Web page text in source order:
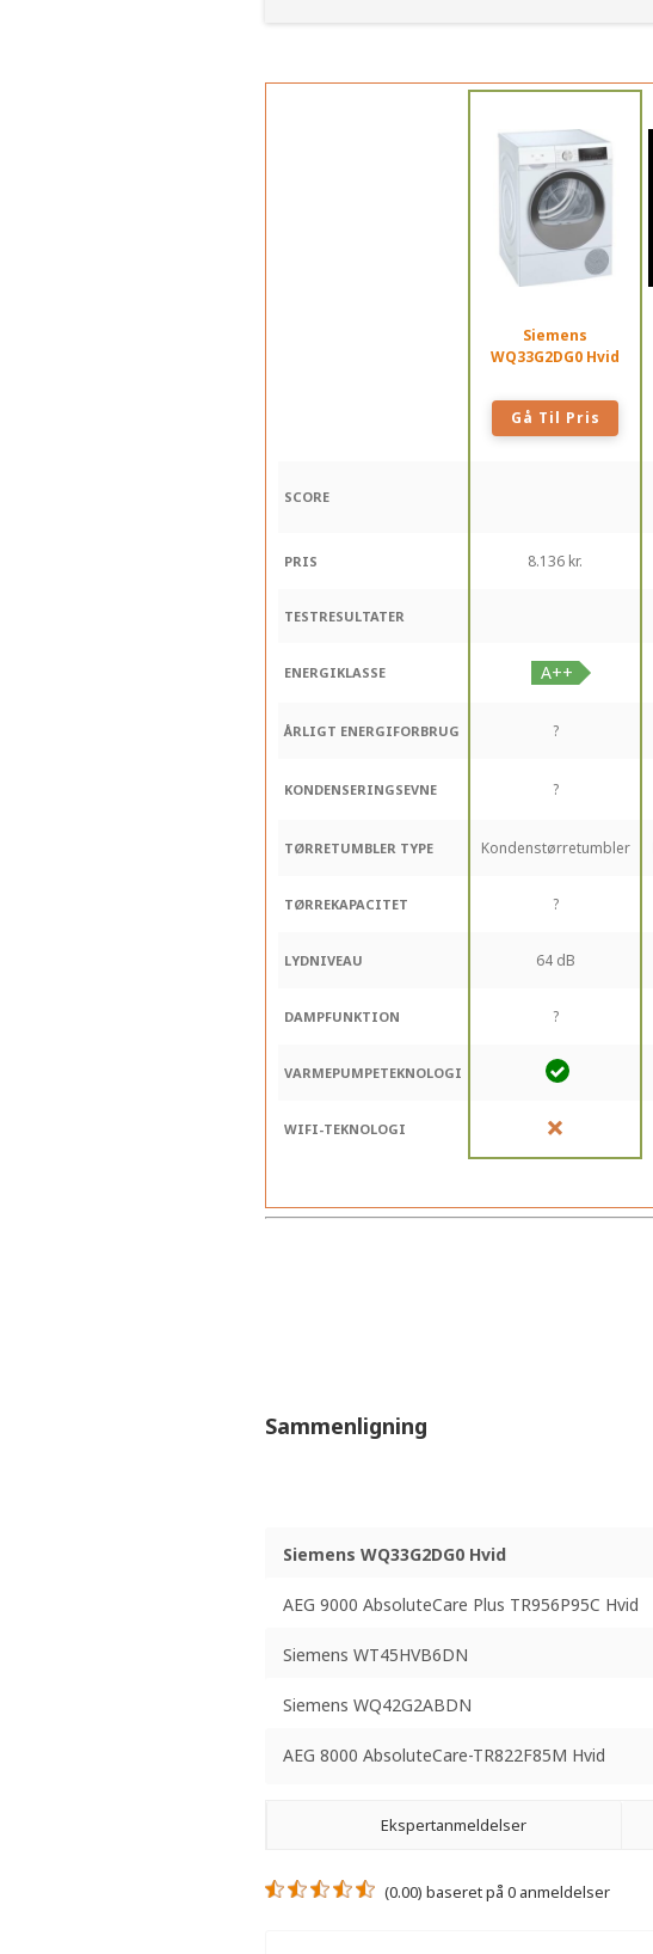
Siemens
WQ33G2DG0 Hvid
Gå Til Pris
SCORE
PRIS 8.136 kr.
TESTRESULTATER
ENERGIKLASSE
ÅRLIGT ENERGIFORBRUG ?
KONDENSERINGSEVNE ?
TØRRETUMBLER TYPE Kondenstørretumbler
TØRREKAPACITET ?
LYDNIVEAU 64 dB
DAMPFUNKTION ?
VARMEPUMPETEKNOLOGI
WIFI-TEKNOLOGI
Sammenligning
Siemens WQ33G2DG0 Hvid
AEG 9000 AbsoluteCare Plus TR956P95C Hvid
Siemens WT45HVB6DN
Siemens WQ42G2ABDN
AEG 8000 AbsoluteCare-TR822F85M Hvid
Ekspertanmeldelser
(0.00) baseret på 0 anmeldelser